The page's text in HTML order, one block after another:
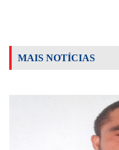
MAIS NOTÍCIAS